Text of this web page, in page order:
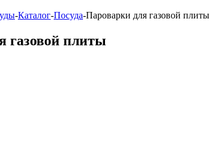
-Каталог-Посуда-Пароварки для газовой плиты
газовой плиты